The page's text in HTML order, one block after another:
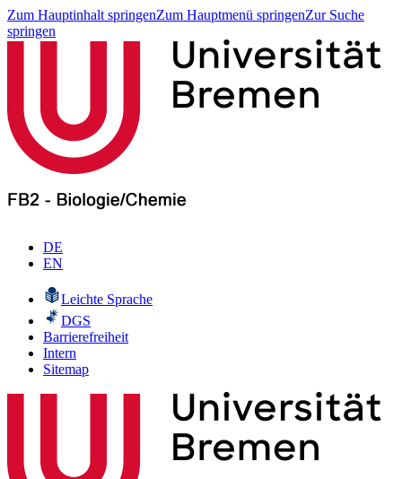
Zum Hauptinhalt springenZum Hauptmenü springenZur Suche
springen
DE
EN
Leichte Sprache
DGS
Barrierefreiheit
Intern
Sitemap